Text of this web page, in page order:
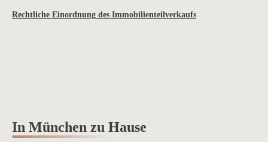
Rechtliche Einordnung des Immobilienteilverkaufs
In München zu Hause